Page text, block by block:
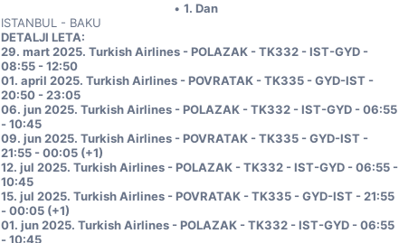
1. Dan
ISTANBUL - BAKU
DETALJI LETA:
29. mart 2025. Turkish Airlines - POLAZAK - TK332 - IST-GYD -
08:55 - 12:50
01. april 2025. Turkish Airlines - POVRATAK - TK335 - GYD-IST -
20:50 - 23:05
06. jun 2025. Turkish Airlines - POLAZAK - TK332 - IST-GYD - 06:55
- 10:45
09. jun 2025. Turkish Airlines - POVRATAK - TK335 - GYD-IST -
21:55 - 00:05 (+1)
12. jul 2025. Turkish Airlines - POLAZAK - TK332 - IST-GYD - 06:55 -
10:45
15. jul 2025. Turkish Airlines - POVRATAK - TK335 - GYD-IST - 21:55
- 00:05 (+1)
01. jun 2025. Turkish Airlines - POLAZAK - TK332 - IST-GYD - 06:55
- 10:45